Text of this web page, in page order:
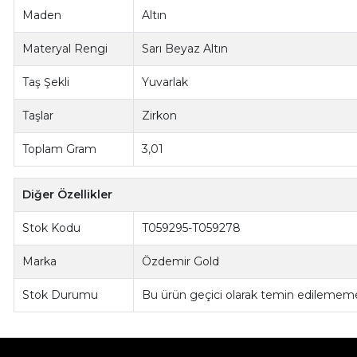
Maden Altın
Materyal Rengi Sarı Beyaz Altın
Taş Şekli Yuvarlak
Taşlar Zirkon
Toplam Gram 3,01
Diğer Özellikler
Stok Kodu T059295-T059278
Marka Özdemir Gold
Stok Durumu Bu ürün geçici olarak temin